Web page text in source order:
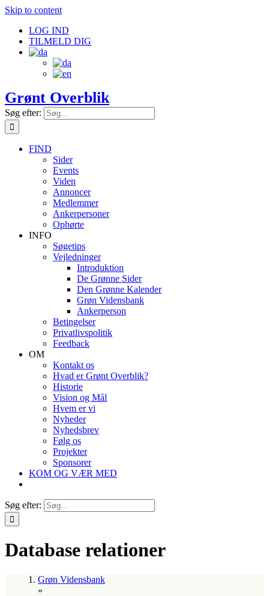
Skip to content
LOG IND
TILMELD DIG
Grønt Overblik
Søg efter:
FIND
Sider
Events
Viden
Annoncer
Medlemmer
Ankerpersoner
Ophørte
INFO
Søgetips
Vejledninger
Introduktion
De Grønne Sider
Den Grønne Kalender
Grøn Vidensbank
Ankerperson
Betingelser
Privatlivspolitik
Feedback
OM
Kontakt os
Hvad er Grønt Overblik?
Historie
Vision og Mål
Hvem er vi
Nyheder
Nyhedsbrev
Følg os
Projekter
Sponsorer
KOM OG VÆR MED
Søg efter:
Database relationer
Grøn Vidensbank
»